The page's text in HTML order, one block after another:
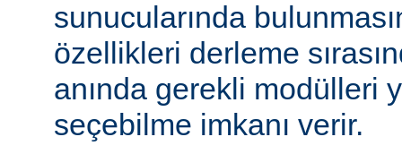
sunucularında
özellikleri derleme
anında gerekli modülleri
seçebilme imkanı verir.